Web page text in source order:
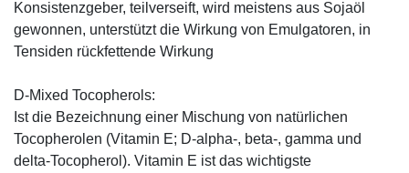
Konsistenzgeber, teilverseift, wird meistens aus Sojaöl
gewonnen, unterstützt die Wirkung von Emulgatoren, in
Tensiden rückfettende Wirkung
D-Mixed Tocopherols:
Ist die Bezeichnung einer Mischung von natürlichen
Tocopherolen (Vitamin E; D-alpha-, beta-, gamma und
delta-Tocopherol). Vitamin E ist das wichtigste